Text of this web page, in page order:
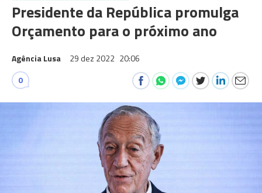
Presidente da República promulga
Orçamento para o próximo ano
Agência Lusa 29 dez 2022 20:06
0